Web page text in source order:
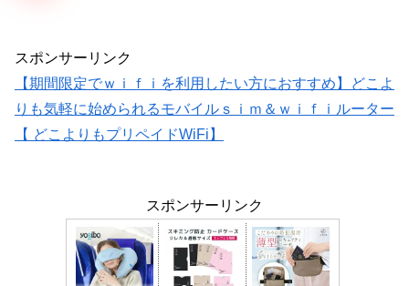
スポンサーリンク
【期間限定でｗｉｆｉを利用したい方におすすめ】どこよ
りも気軽に始められるモバイルｓｉｍ＆ｗｉｆｉルーター
【 どこよりもプリペイドWiFi】
スポンサーリンク